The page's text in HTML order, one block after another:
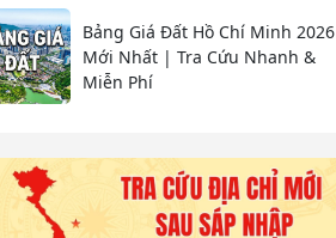
Bảng Giá Đất Hồ Chí Minh 2026
Mới Nhất | Tra Cứu Nhanh &
Miễn Phí